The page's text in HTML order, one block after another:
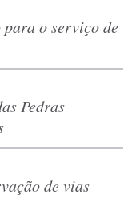
o serviço de
Pedras
de vias